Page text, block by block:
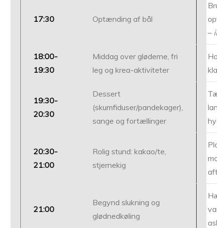
17:30 Optænding af bål
–
18:00-
19:30
Middag over gløderne, fri
leg og krea-aktiviteter
19:30-
20:30
Dessert
(skumfiduser/pandekager),
sange og fortællinger
20:30-
21:00
Rolig stund: kakao/te,
stjernekig
21:00
Begynd slukning og
glødnedkøling